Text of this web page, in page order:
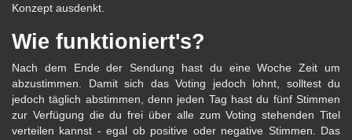
Konzept ausdenkt.
Wie funktioniert's?
Nach dem Ende der Sendung hast du eine Woche Zeit um
abzustimmen. Damit sich das Voting jedoch lohnt, solltest du
jedoch täglich abstimmen, denn jeden Tag hast du fünf Stimmen
zur Verfügung die du frei über alle zum Voting stehenden Titel
verteilen kannst - egal ob positive oder negative Stimmen. Das